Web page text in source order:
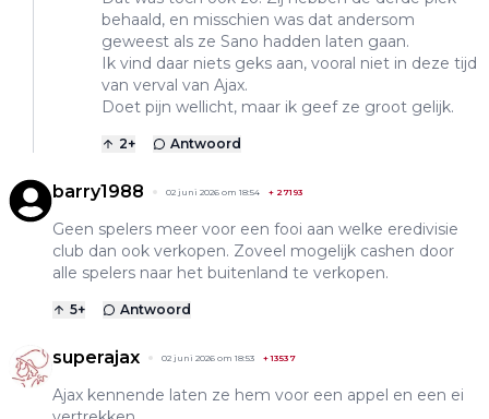
behaald, en misschien was dat andersom
geweest als ze Sano hadden laten gaan.
Ik vind daar niets geks aan, vooral niet in deze tijd
van verval van Ajax.
Doet pijn wellicht, maar ik geef ze groot gelijk.
2+ Antwoord
barry1988 02 juni 2026 om 18:54 + 27193
Geen spelers meer voor een fooi aan welke eredivisie
club dan ook verkopen. Zoveel mogelijk cashen door
alle spelers naar het buitenland te verkopen.
5+ Antwoord
superajax 02 juni 2026 om 18:53 +13537
Ajax kennende laten ze hem voor een appel en een ei